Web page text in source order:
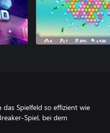
Spielfeld so effizient wie
Spiel, bei dem